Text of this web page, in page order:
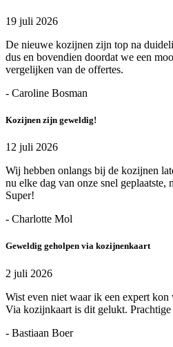
19 juli 2026
De nieuwe kozijnen zijn top na
dus en bovendien doordat we een
vergelijken van de offertes.
- Caroline Bosman
Kozijnen zijn geweldig!
12 juli 2026
Wij hebben onlangs bij de kozijnen
nu elke dag van onze snel geplaatste,
Super!
- Charlotte Mol
Geweldig geholpen via kozijnenkaart
2 juli 2026
Wist even niet waar ik een expert kon
Via kozijnkaart is dit gelukt.
- Bastiaan Boer